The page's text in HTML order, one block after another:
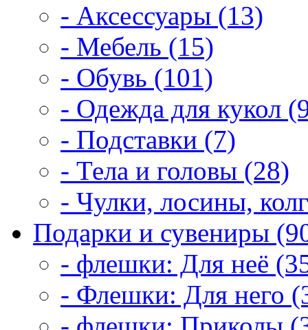
- Аксессуары (13)
- Мебель (15)
- Обувь (101)
- Одежда для кукол
- Подставки (7)
- Тела и головы (28)
- Чулки, лосины,
Подарки и сувениры
- флешки: Для неё
- Флешки: Для него